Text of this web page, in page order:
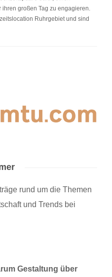
großen Tag zu engagieren.
Ruhrgebiet und sind
rund um die Themen
und Trends bei
Gestaltung über